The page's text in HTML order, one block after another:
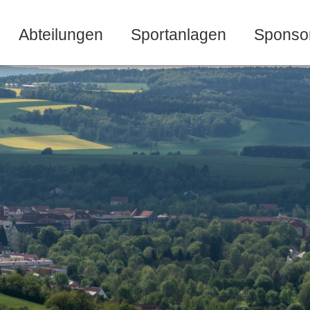
Abteilungen Sportanlagen